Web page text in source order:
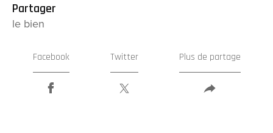
partager
le bien
Facebook Twitter Plus de partage